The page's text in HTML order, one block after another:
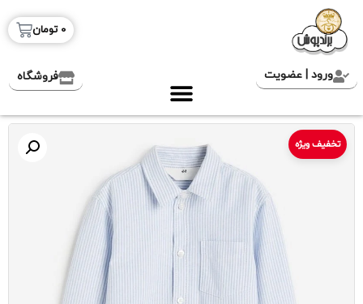
0 تومان
ورود | عضویت فروشگاه
تخفیف ویژه